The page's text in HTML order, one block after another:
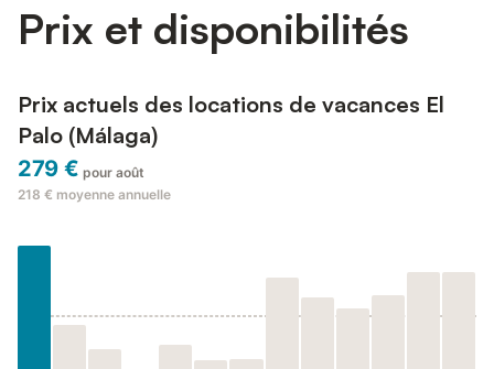
Prix et disponibilités
Prix actuels des locations de vacances El
Palo (Málaga)
279 € pour août
218 € moyenne annuelle